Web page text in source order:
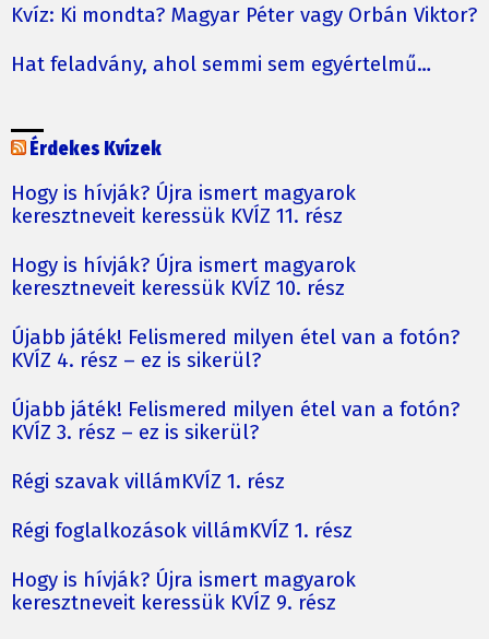
Kvíz: Ki mondta? Magyar Péter vagy Orbán Viktor?
Hat feladvány, ahol semmi sem egyértelmű…
Érdekes Kvízek
Hogy is hívják? Újra ismert magyarok
keresztneveit keressük KVÍZ 11. rész
Hogy is hívják? Újra ismert magyarok
keresztneveit keressük KVÍZ 10. rész
Újabb játék! Felismered milyen étel van a fotón?
KVÍZ 4. rész – ez is sikerül?
Újabb játék! Felismered milyen étel van a fotón?
KVÍZ 3. rész – ez is sikerül?
Régi szavak villámKVÍZ 1. rész
Régi foglalkozások villámKVÍZ 1. rész
Hogy is hívják? Újra ismert magyarok
keresztneveit keressük KVÍZ 9. rész